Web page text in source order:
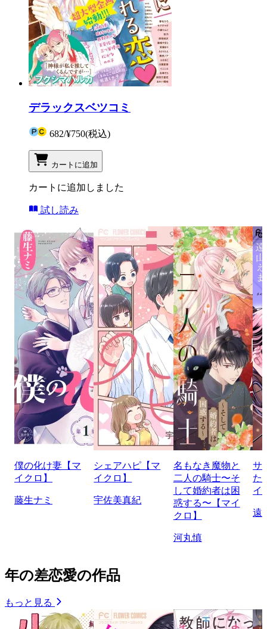
デラックスベツコミ
682/¥750(税込)
カートに追加
カートに追加しました
試し読み
僕の化け妻【マ
イクロ】
藤生ナミ
シェアハピ【マ
イクロ】
宇佐美真紀
名もなき魔物と
二人の騎士〜そ
して婚約者は困
惑する〜【マイ
クロ】
河丸慎
サ
た
イ
遠
年の差恋愛の作品
もっと見る